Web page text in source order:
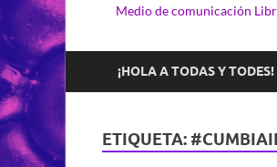
Medio de comunicación
¡HOLA A TODAS Y TODES!
ETIQUETA: